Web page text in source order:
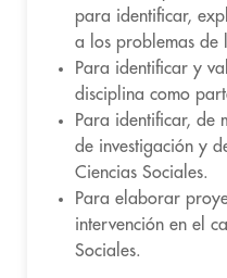
para identificar,
a los problemas de
Para identificar y
disciplina como
Para identificar, de
de investigación y
Ciencias Sociales.
Para elaborar
intervención en el
Sociales.